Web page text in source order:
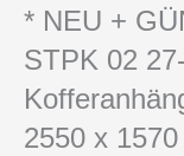
* NEU +
STPK 02
2550 x